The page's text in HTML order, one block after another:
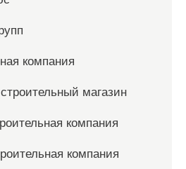
компания
магазин
компания
компания